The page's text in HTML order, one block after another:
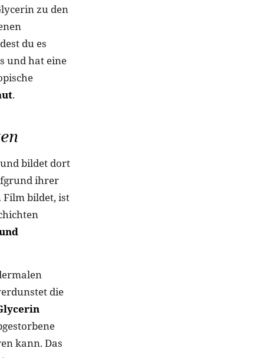
zu den
du es
und hat eine
.
bildet dort
ihrer
bildet, ist
die
kann. Das